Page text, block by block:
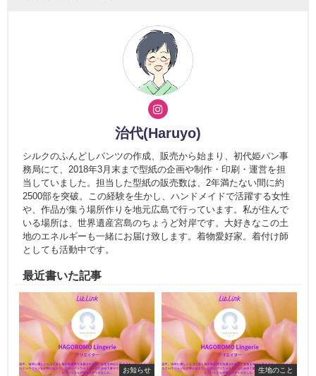
治代(Haruyo)
シルクのふんどしパンツの作成、販売から始まり、初代姫パン事
務局にて、2018年3月末まで型紙の企画や制作・印刷・運営を担
当していました。担当した型紙の販売数は、2年満たない間に約
2500部を突破。この経験を生かし、ハンドメイドで活躍する女性
や、作品が集う場所作りを地元広島で行っています。私が住んで
いる場所は、世界遺産宮島のちょうど対岸です。大好きなこの土
地のエネルギーも一緒にお届け致します。着物愛好家。着付け師
としても活動中です。
最近書いた記事
お知らせ 生地のこと